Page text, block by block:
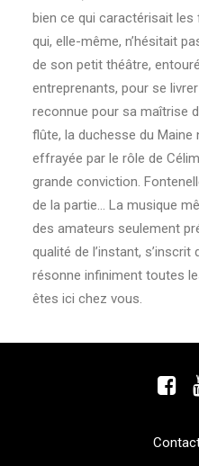
bien ce qui caractérisait
qui, elle-même, n’hésitait
de son petit théâtre,
entreprenants, pour se
reconnue pour sa maîtrise
flûte, la duchesse du Maine
effrayée par le rôle de
grande conviction.
de la partie… La musique
des amateurs seulement
qualité de l’instant,
résonne infiniment toutes
êtes ici chez vous.